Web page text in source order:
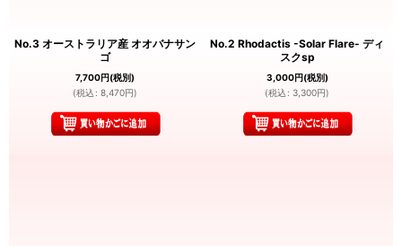
No.3 オーストラリア産 オオバナサン
ゴ
7,700円(税別)
(税込 : 8,470円)
No.2 Rhodactis -Solar Flare- ディ
スクsp
3,000円(税別)
(税込 : 3,300円)